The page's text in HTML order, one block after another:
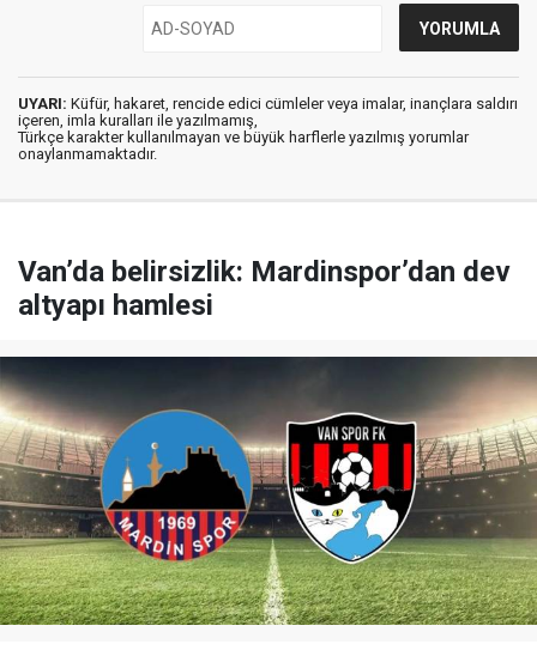
UYARI: Küfür, hakaret, rencide edici cümleler veya imalar, inançlara saldırı
içeren, imla kuralları ile yazılmamış,
Türkçe karakter kullanılmayan ve büyük harflerle yazılmış yorumlar
onaylanmamaktadır.
Van’da belirsizlik: Mardinspor’dan dev
altyapı hamlesi